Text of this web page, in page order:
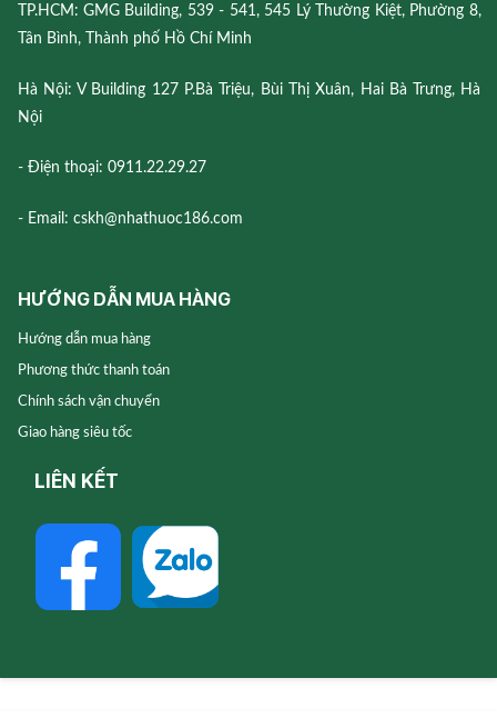
TP.HCM: GMG Building, 539 - 541, 545 Lý Thường Kiệt, Phường 8,
Tân Bình, Thành phố Hồ Chí Minh
Hà Nội: V Building 127 P.Bà Triệu, Bùi Thị Xuân, Hai Bà Trưng, Hà
Nội
- Điện thoại: 0911.22.29.27
- Email: cskh@nhathuoc186.com
HƯỚNG DẪN MUA HÀNG
Hướng dẫn mua hàng
Phương thức thanh toán
Chính sách vận chuyển
Giao hàng siêu tốc
LIÊN KẾT